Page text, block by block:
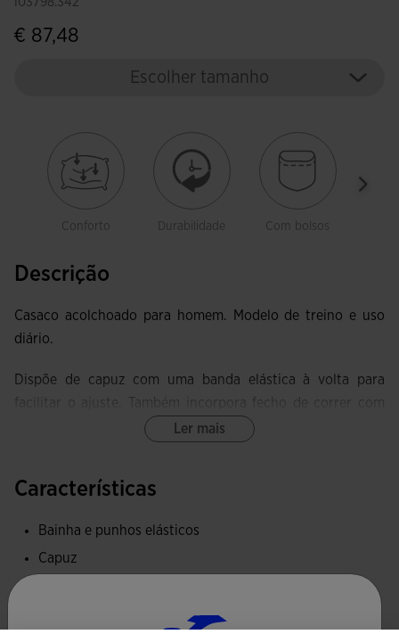
€ 87,48
Escolher tamanho
Conforto Durabilidade Com bolsos
Descrição
Casaco acolchoado para homem. Modelo de treino e uso
diário.
Dispõe de capuz com uma banda elástica à volta para
puxador, dois bolsos exteriores com fecho de correr
leve, que mantém constante a temperatura corporal e
proporciona conforto ao desportista. O seu volume aquece,
mas não adiciona peso extra. Para maior comodidade, o
anorak está equipado com uma tira protetora (covertape)
na zona do queixo, evitando qualquer atrito ou irritação.
Ler mais
Características
Bainha e punhos elásticos
Capuz
Tecido quente e confortável